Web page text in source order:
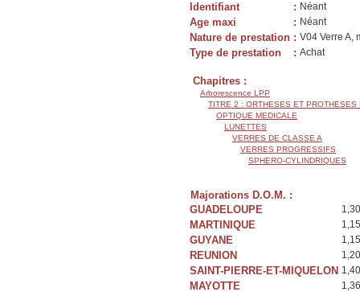
Identifiant : Néant
Age maxi : Néant
Nature de prestation : V04 Verre A,
Type de prestation : Achat
Chapitres :
Arborescence LPP
TITRE 2 : ORTHESES ET PROTHESES
OPTIQUE MEDICALE
LUNETTES
VERRES DE CLASSE A
VERRES PROGRESSIFS
SPHERO-CYLINDRIQUES
Majorations D.O.M. :
GUADELOUPE
MARTINIQUE
GUYANE
REUNION
SAINT-PIERRE-ET-MIQUELON
MAYOTTE